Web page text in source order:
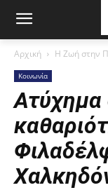
Αρχική Η Ζωή στην
Κοινωνία
Ατύχημα